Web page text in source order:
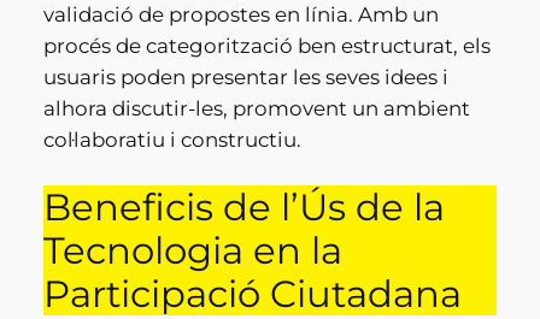
validació de propostes en línia. Amb un
procés de categorització ben estructurat, els
usuaris poden presentar les seves idees i
alhora discutir-les, promovent un ambient
col·laboratiu i constructiu.
Beneficis de l’Ús de la
Tecnologia en la
Participació Ciutadana